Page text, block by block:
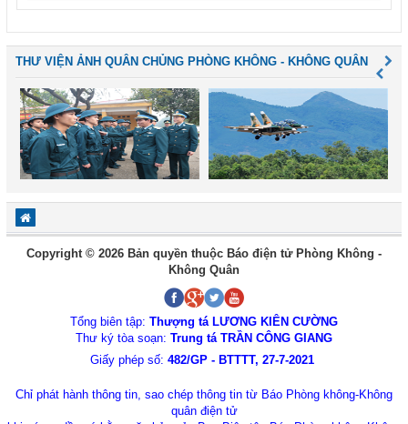
THƯ VIỆN ẢNH QUÂN CHỦNG PHÒNG KHÔNG - KHÔNG QUÂN
Copyright © 2026 Bản quyền thuộc Báo điện tử Phòng Không -
Không Quân
Tổng biên tập: Thượng tá LƯƠNG KIÊN CƯỜNG
Thư ký tòa soạn: Trung tá TRẦN CÔNG GIANG
Giấy phép số: 482/GP - BTTTT, 27-7-2021
Chỉ phát hành thông tin, sao chép thông tin từ Báo Phòng không-Không
quân điện tử